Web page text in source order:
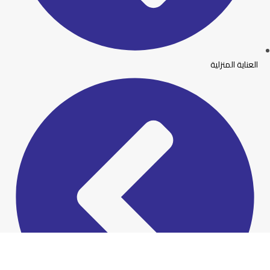
العناية المنزلية